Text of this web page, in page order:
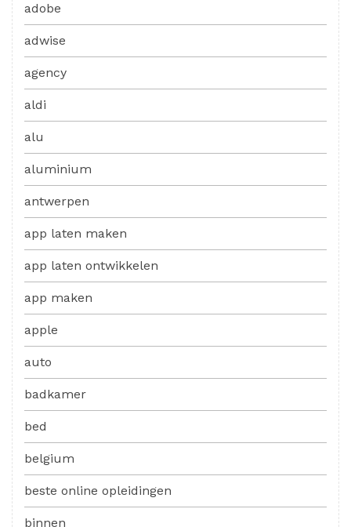
adobe
adwise
agency
aldi
alu
aluminium
antwerpen
app laten maken
app laten ontwikkelen
app maken
apple
auto
badkamer
bed
belgium
beste online opleidingen
binnen